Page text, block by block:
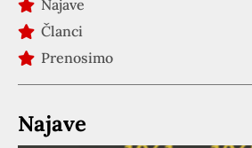
Najave
Članci
Prenosimo
Najave